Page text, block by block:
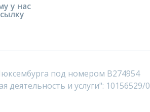
у нас
под номером B274954
и услуги": 10156529/0